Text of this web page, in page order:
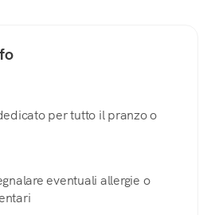
per tutto il pranzo o
eventuali allergie o